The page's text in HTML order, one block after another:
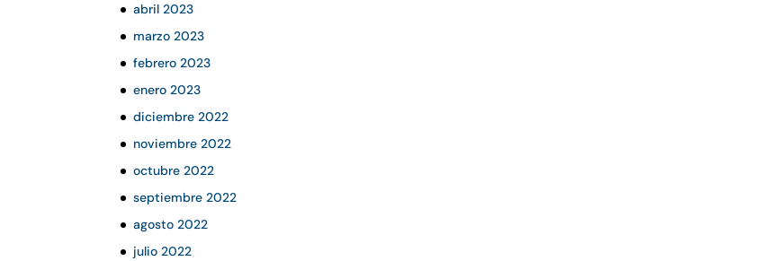
abril 2023
marzo 2023
febrero 2023
enero 2023
diciembre 2022
noviembre 2022
octubre 2022
septiembre 2022
agosto 2022
julio 2022